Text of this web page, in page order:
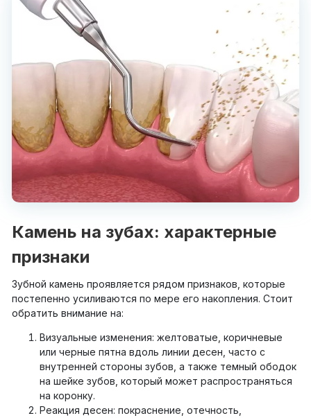
Камень на зубах: характерные
признаки
Зубной камень проявляется рядом признаков, которые
постепенно усиливаются по мере его накопления. Стоит
обратить внимание на:
Визуальные изменения: желтоватые, коричневые
или черные пятна вдоль линии десен, часто с
внутренней стороны зубов, а также темный ободок
на шейке зубов, который может распространяться
на коронку.
Реакция десен: покраснение, отечность,